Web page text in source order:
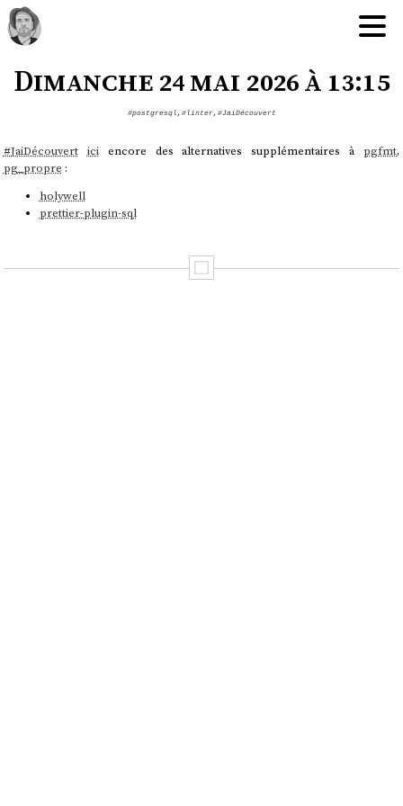
Dimanche 24 mai 2026 à 13:15
#postgresql, #linter, #JaiDécouvert
#JaiDécouvert iciencore des alternatives supplémentaires à pgfmt,
pg_propre :
holywell
prettier-plugin-sql